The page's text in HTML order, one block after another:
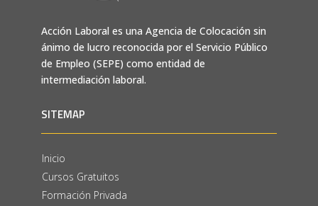
Acción Laboral es una Agencia de Colocación sin
ánimo de lucro reconocida por el Servicio Público
de Empleo (SEPE) como entidad de
intermediación laboral.
SITEMAP
Inicio
Cursos Gratuitos
Formación Privada